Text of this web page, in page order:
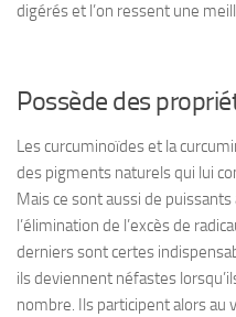
digérés et l’on ressent une
Possède des
Les curcuminoïdes et la
des pigments naturels qui lui
Mais ce sont aussi de
l’élimination de l’excès de
derniers sont certes
ils deviennent néfastes
nombre. Ils participent alors au